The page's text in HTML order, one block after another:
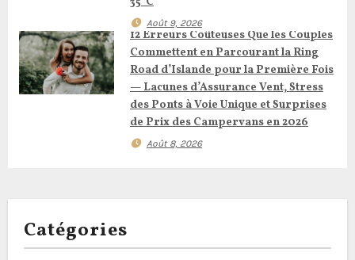
r
t
Août 9, 2026
12 Erreurs Coûteuses Que les Couples
Commettent en Parcourant la Ring
Road d’Islande pour la Première Fois
— Lacunes d’Assurance Vent, Stress
des Ponts à Voie Unique et Surprises
de Prix des Campervans en 2026
Août 8, 2026
Catégories